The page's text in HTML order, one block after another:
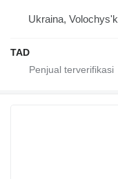
Ukraina, Volochys'k
TAD